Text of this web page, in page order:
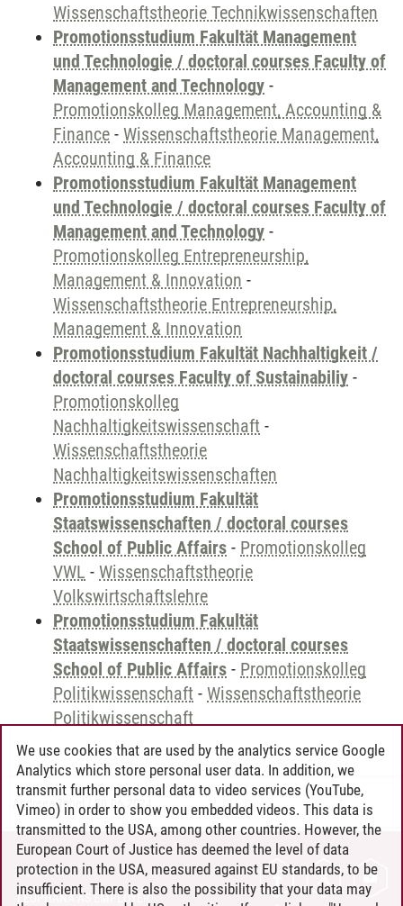
Wissenschaftstheorie Technikwissenschaften
Promotionsstudium Fakultät Management
und Technologie / doctoral courses Faculty of
Management and Technology -
Promotionskolleg Management, Accounting &
Finance - Wissenschaftstheorie Management,
Accounting & Finance
Promotionsstudium Fakultät Management
und Technologie / doctoral courses Faculty of
Management and Technology -
Promotionskolleg Entrepreneurship,
Management & Innovation -
Wissenschaftstheorie Entrepreneurship,
Management & Innovation
Promotionsstudium Fakultät Nachhaltigkeit /
doctoral courses Faculty of Sustainabiliy -
Promotionskolleg
Nachhaltigkeitswissenschaft -
Wissenschaftstheorie
Nachhaltigkeitswissenschaften
Promotionsstudium Fakultät
Staatswissenschaften / doctoral courses
School of Public Affairs - Promotionskolleg
VWL - Wissenschaftstheorie
Volkswirtschaftslehre
Promotionsstudium Fakultät
Staatswissenschaften / doctoral courses
School of Public Affairs - Promotionskolleg
Politikwissenschaft - Wissenschaftstheorie
Politikwissenschaft
Andreea Tribel 30.06.2024
CONTACT
LEUPHANA AS EMPLOYER
We use cookies that are used by the analytics service Google
Analytics which store personal user data. In addition, we
transmit further personal data to video services (YouTube,
Vimeo) in order to show you embedded videos. This data is
transmitted to the USA, among other countries. However, the
European Court of Justice has deemed the level of data
protection in the USA, measured against EU standards, to be
insufficient. There is also the possibility that your data may